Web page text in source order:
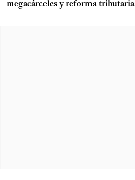
megacárceles y reforma tributaria